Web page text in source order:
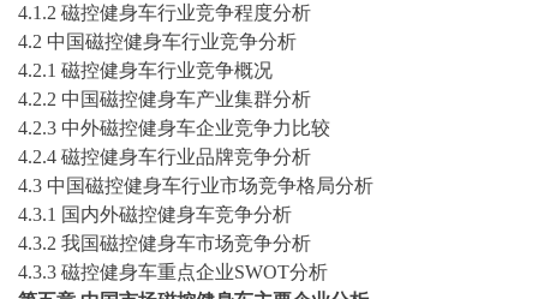
4.1.2 磁控健身车行业竞争程度分析
4.2 中国磁控健身车行业竞争分析
4.2.1 磁控健身车行业竞争概况
4.2.2 中国磁控健身车产业集群分析
4.2.3 中外磁控健身车企业竞争力比较
4.2.4 磁控健身车行业品牌竞争分析
4.3 中国磁控健身车行业市场竞争格局分析
4.3.1 国内外磁控健身车竞争分析
4.3.2 我国磁控健身车市场竞争分析
4.3.3 磁控健身车重点企业SWOT分析